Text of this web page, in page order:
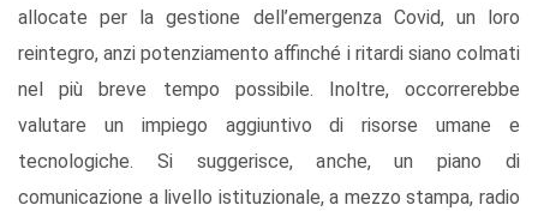
allocate per la gestione dell’emergenza Covid, un loro
reintegro, anzi potenziamento affinché i ritardi siano colmati
nel più breve tempo possibile. Inoltre, occorrerebbe
valutare un impiego aggiuntivo di risorse umane e
tecnologiche. Si suggerisce, anche, un piano di
comunicazione a livello istituzionale, a mezzo stampa, radio